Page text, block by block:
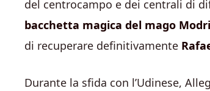
del centrocampo e dei centrali di
bacchetta magica del mago
di recuperare definitivamente
Durante la sfida con l’Udinese,